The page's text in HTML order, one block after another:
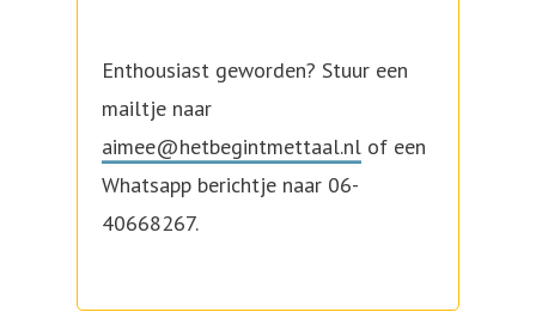
Enthousiast geworden? Stuur een
mailtje naar
aimee@hetbegintmettaal.nl of een
Whatsapp berichtje naar 06-
40668267.